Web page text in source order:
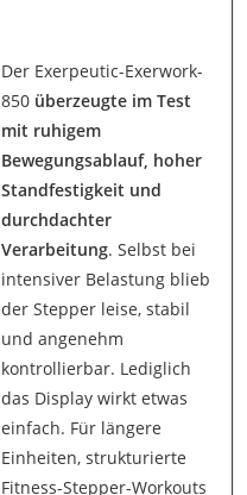
Der Exerpeutic-Exerwork-
850 überzeugte im Test
mit ruhigem
Bewegungsablauf, hoher
Standfestigkeit und
durchdachter
Verarbeitung. Selbst bei
intensiver Belastung blieb
der Stepper leise, stabil
und angenehm
kontrollierbar. Lediglich
das Display wirkt etwas
einfach. Für längere
Einheiten, strukturierte
Fitness-Stepper-Workouts